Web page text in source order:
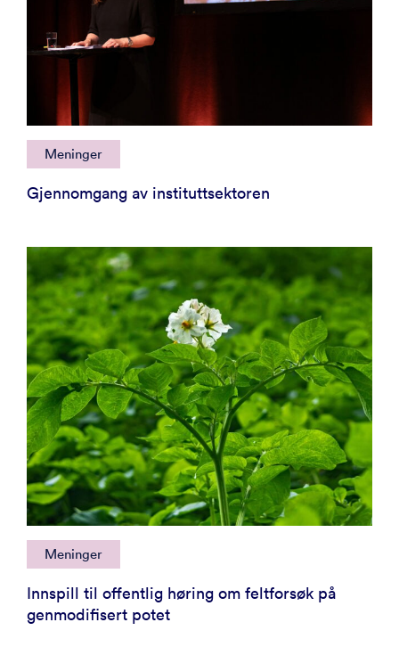
Meninger
Gjennomgang av instituttsektoren
Meninger
Innspill til offentlig høring om feltforsøk på
genmodifisert potet